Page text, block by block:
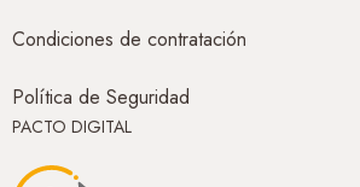
Condiciones de contratación
Política de Seguridad
PACTO DIGITAL